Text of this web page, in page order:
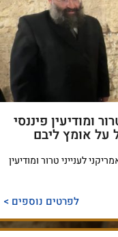
ומודיעין פיננסי
על אומץ ליבם
לענייני טרור ומודיעין
לפרטים נוספים >